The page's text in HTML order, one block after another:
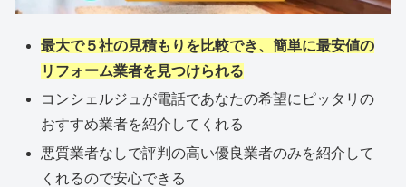
最大で５社の見積もりを比較でき、簡単に最安値の
リフォーム業者を見つけられる
コンシェルジュが電話であなたの希望にピッタリの
おすすめ業者を紹介してくれる
悪質業者なしで評判の高い優良業者のみを紹介して
くれるので安心できる